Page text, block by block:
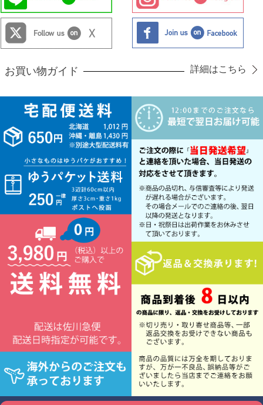
お買い物ガイド 詳細はこちら